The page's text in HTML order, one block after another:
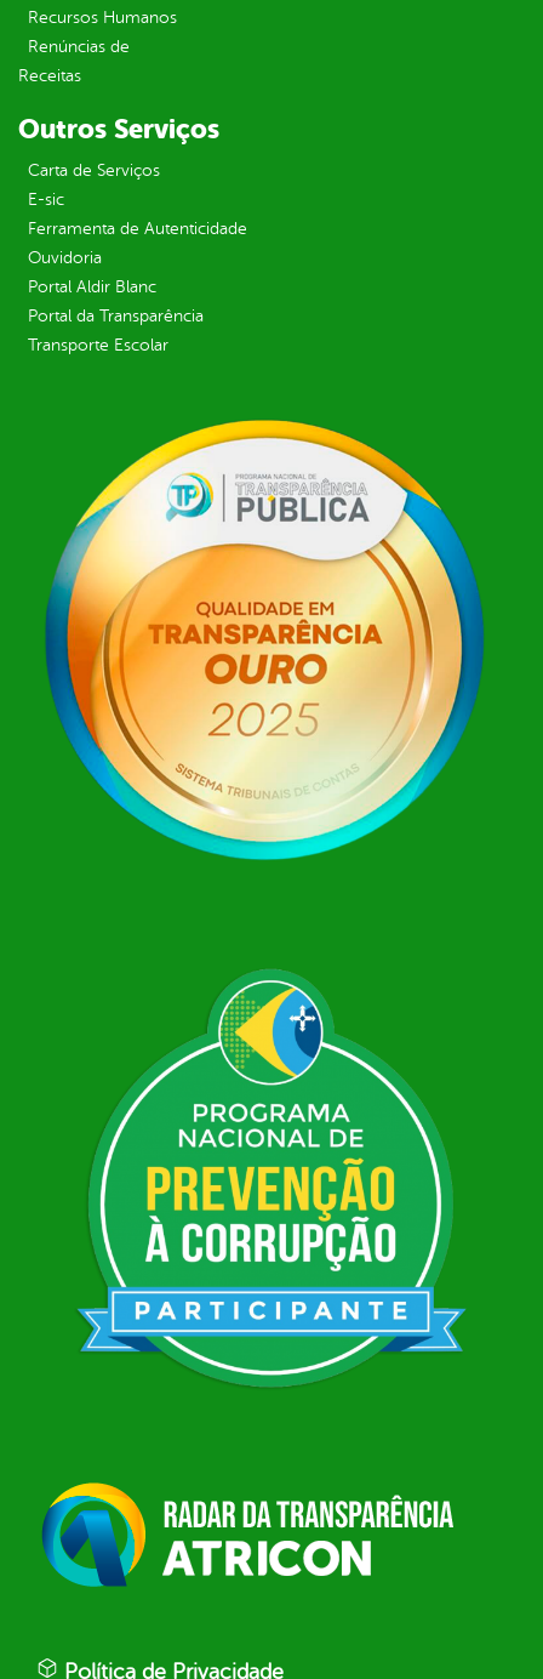
Recursos Humanos
Renúncias de
Receitas
Outros Serviços
Carta de Serviços
E-sic
Ferramenta de Autenticidade
Ouvidoria
Portal Aldir Blanc
Portal da Transparência
Transporte Escolar
Política de Privacidade